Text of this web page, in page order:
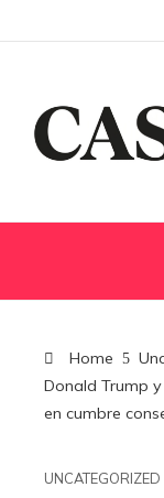
Home
Donald Trump
en cumbre
UNCATEGORIZED